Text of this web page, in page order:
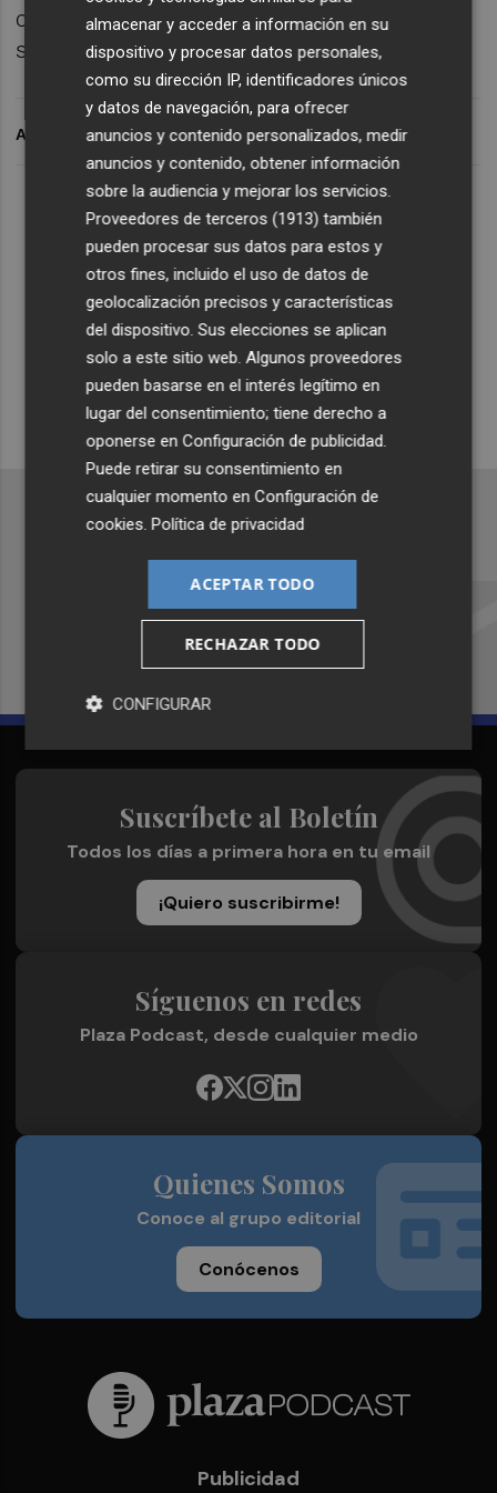
Lo Más Escuchado
Suscríbete al canal de
Whatsapp
Siempre al día de las últimas noticias
¡Quiero suscribirme!
celebración de manera sostenible. Puedes
seguirme enwww.leticiavalera.com
ARCHIVADO EN
Recibe toda la actualidad de
Plaza Podcast en tu correo
Quiero suscribirme
Suscríbete al Boletín
Todos los días a primera hora en tu email
¡Quiero suscribirme!
Síguenos en redes
Plaza Podcast, desde cualquier medio
Quienes Somos
Conoce al grupo editorial
Conócenos
Publicidad
almacenar y acceder a información en su
dispositivo y procesar datos personales,
como su dirección IP, identificadores únicos
y datos de navegación, para ofrecer
anuncios y contenido personalizados, medir
anuncios y contenido, obtener información
sobre la audiencia y mejorar los servicios.
Proveedores de terceros (1913) también
pueden procesar sus datos para estos y
otros fines, incluido el uso de datos de
geolocalización precisos y características
del dispositivo. Sus elecciones se aplican
solo a este sitio web. Algunos proveedores
pueden basarse en el interés legítimo en
lugar del consentimiento; tiene derecho a
oponerse enConfiguración de publicidad.
Puede retirar su consentimiento en
cualquier momento enConfiguración de
cookies.Política de privacidad
ACEPTAR TODO
RECHAZAR TODO
CONFIGURAR